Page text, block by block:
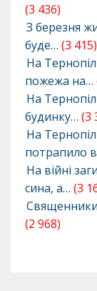
(3 436)
З березня
буде… (3 415)
На
пожежа на…
На
будинку… (3
На
потрапило
На війні
сина, а… (3
Священники
(2 968)